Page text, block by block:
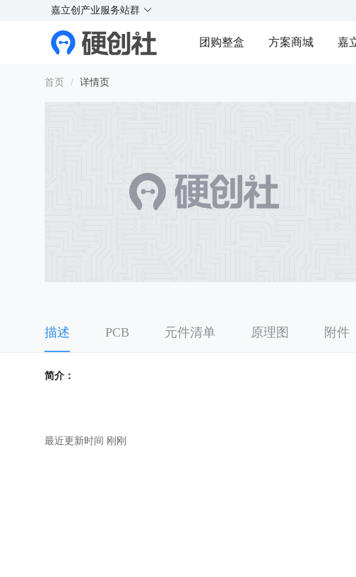
Y
Y
嘉立创产业服务站群
团购整盒 方案商城 嘉
首页 / 详情页
描述 PCB 元件清单 原理图 附件
简介：
最近更新时间 刚刚